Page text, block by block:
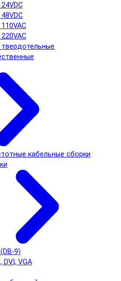
кабельные сборки
9)
DVI, VGA